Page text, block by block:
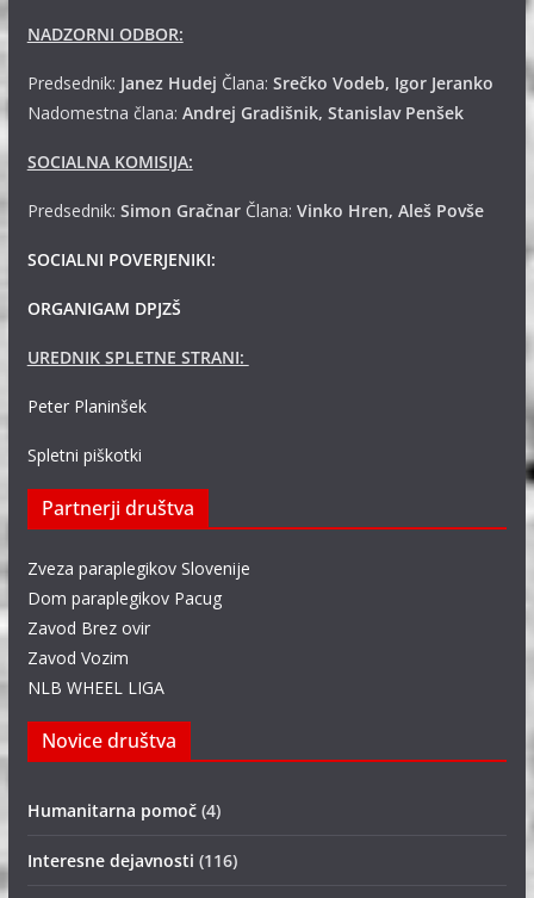
NADZORNI ODBOR:
Predsednik: Janez Hudej Člana: Srečko Vodeb, Igor Jeranko
Nadomestna člana: Andrej Gradišnik, Stanislav Penšek
SOCIALNA KOMISIJA:
Predsednik: Simon GračnarČlana: Vinko Hren, Aleš Povše
SOCIALNI POVERJENIKI:
ORGANIGAM DPJZŠ
UREDNIK SPLETNE STRANI:
Peter Planinšek
Spletni piškotki
Partnerji društva
Zveza paraplegikov Slovenije
Dom paraplegikov Pacug
Zavod Brez ovir
Zavod Vozim
NLB WHEEL LIGA
Novice društva
Humanitarna pomoč(4)
Interesne dejavnosti (116)